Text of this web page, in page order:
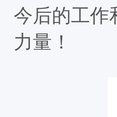
今后的工作
力量！